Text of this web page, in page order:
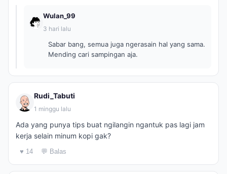
Wulan_99
3 hari lalu
Sabar bang, semua juga ngerasain hal yang sama.
Mending cari sampingan aja.
Rudi_Tabuti
1 minggu lalu
Ada yang punya tips buat ngilangin ngantuk pas lagi jam
kerja selain minum kopi gak?
♥ 14 💬 Balas